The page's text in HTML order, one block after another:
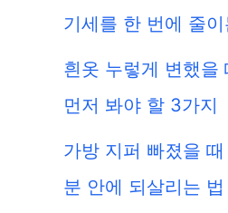
기세를 한 번에 줄이
흰옷 누렇게 변했을
먼저 봐야 할 3가지
가방 지퍼 빠졌을
분 안에 되살리는 법